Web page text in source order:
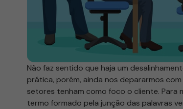
Não faz sentido que haja um
prática, porém, ainda nos depararmos
setores tenham como foco o cliente.
termo formado pela junção das palavras